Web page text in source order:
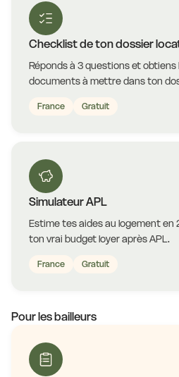
Checklist de ton dossier
Réponds à 3 questions et
documents à mettre dans ton
France Gratuit
Simulateur APL
Estime tes aides au logement
ton vrai budget loyer après APL.
France Gratuit
Pour les bailleurs